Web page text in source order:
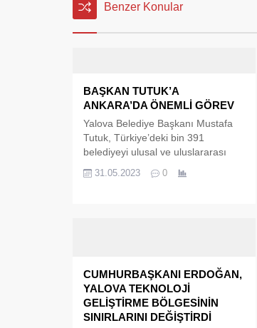
Benzer Konular
BAŞKAN TUTUK’A
ANKARA’DA ÖNEMLİ GÖREV
Yalova Belediye Başkanı Mustafa
Tutuk, Türkiye’deki bin 391
belediyeyi ulusal ve uluslararası
Belediyeler Birliği’nde (TBB),
Birliği’nin (TBB) 2023 Yılı Mayıs Ayı
Olağan Meclis Toplantısı’nda
yapılan seçimlerden encümen...
31.05.2023 0
CUMHURBAŞKANI ERDOĞAN,
YALOVA TEKNOLOJİ
GELİŞTİRME BÖLGESİNİN
SINIRLARINI DEĞİŞTİRDİ